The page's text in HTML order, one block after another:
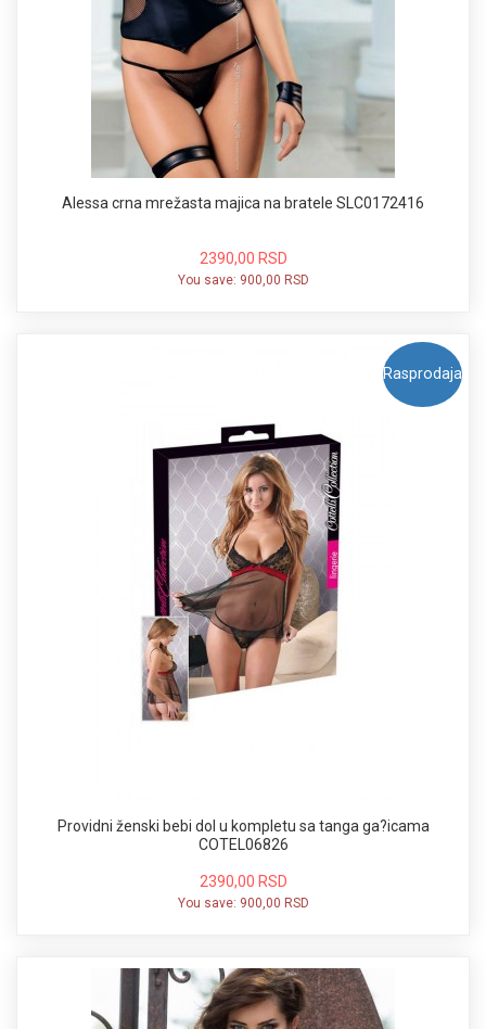
Alessa crna mrežasta majica na bratele SLC0172416
2390,00 RSD
You save: 900,00 RSD
Rasprodaja
Providni ženski bebi dol u kompletu sa tanga ga?icama
COTEL06826
2390,00 RSD
You save: 900,00 RSD